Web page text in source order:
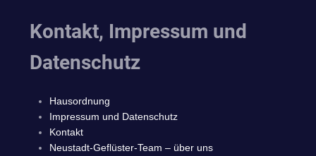
Kontakt, Impressum und
Datenschutz
Hausordnung
Impressum und Datenschutz
Kontakt
Neustadt-Geflüster-Team – über uns